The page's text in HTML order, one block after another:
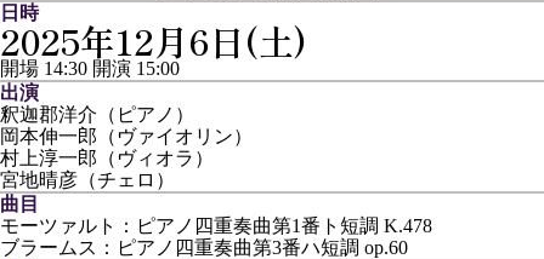
日時
2025年12月6日(土)
開場 14:30 開演 15:00
出演
釈迦郡洋介（ピアノ）
岡本伸一郎（ヴァイオリン）
村上淳一郎（ヴィオラ）
宮地晴彦（チェロ）
曲目
モーツァルト：ピアノ四重奏曲第1番ト短調 K.478
ブラームス：ピアノ四重奏曲第3番ハ短調 op.60